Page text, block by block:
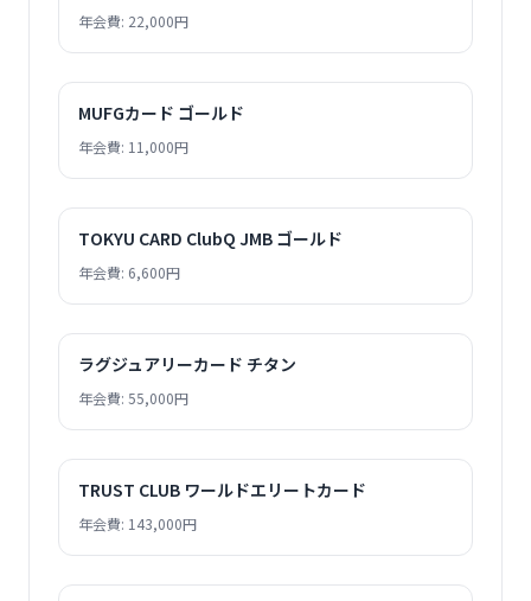
年会費: 22,000円
MUFGカード ゴールド
年会費: 11,000円
TOKYU CARD ClubQ JMB ゴールド
年会費: 6,600円
ラグジュアリーカード チタン
年会費: 55,000円
TRUST CLUB ワールドエリートカード
年会費: 143,000円